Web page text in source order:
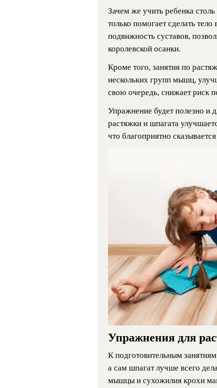
Зачем же учить ребенка
только помогает сделать
подвижность суставов,
королевской осанки.
Кроме того, занятия по
нескольких групп мышц,
свою очередь, снижает риск
Упражнение будет полезно и
растяжки и шпагата
что благоприятно
Упражнения для
К подготовительным
а сам шпагат лучше всего
мышцы и сухожилия крохи